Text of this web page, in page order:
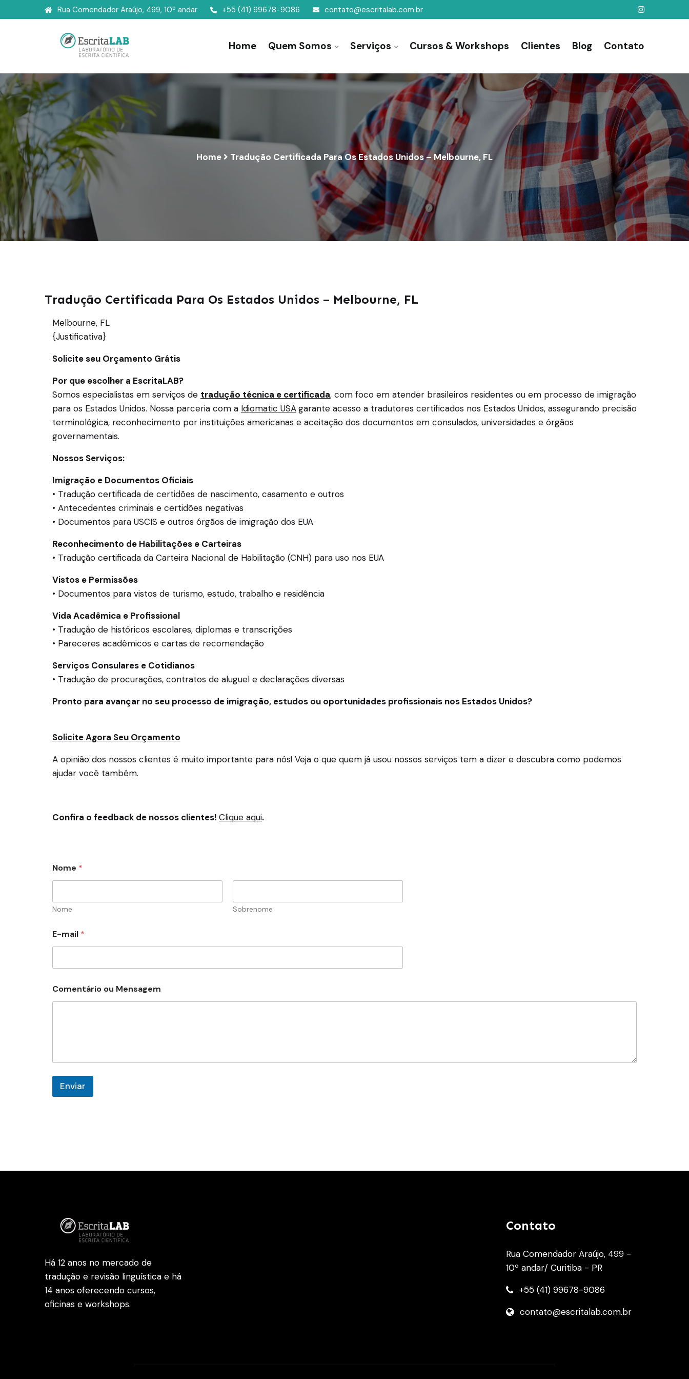
Rua Comendador Araújo, 499, 10º andar +55 (41) 99678-9086 contato@escritalab.com.br
Home Quem Somos Serviços Cursos & Workshops Clientes Blog Contato
Home Tradução Certificada Para Os Estados Unidos – Melbourne, FL
Tradução Certificada Para Os Estados Unidos – Melbourne, FL
Melbourne, FL
{Justificativa}
Solicite seu Orçamento Grátis
Por que escolher a EscritaLAB?
Somos especialistas em serviços de tradução técnica e certificada, com foco em atender brasileiros residentes ou em processo de imigração
para os Estados Unidos. Nossa parceria com a Idiomatic USAgarante acesso a tradutores certificados nos Estados Unidos, assegurando precisão
terminológica, reconhecimento por instituições americanas e aceitação dos documentos em consulados, universidades e órgãos
governamentais.
Nossos Serviços:
Imigração e Documentos Oficiais
• Tradução certificada de certidões de nascimento, casamento e outros
• Antecedentes criminais e certidões negativas
• Documentos para USCIS e outros órgãos de imigração dos EUA
Reconhecimento de Habilitações e Carteiras
• Tradução certificada da Carteira Nacional de Habilitação (CNH) para uso nos EUA
Vistos e Permissões
• Documentos para vistos de turismo, estudo, trabalho e residência
Vida Acadêmica e Profissional
• Tradução de históricos escolares, diplomas e transcrições
• Pareceres acadêmicos e cartas de recomendação
Serviços Consulares e Cotidianos
• Tradução de procurações, contratos de aluguel e declarações diversas
Pronto para avançar no seu processo de imigração, estudos ou oportunidades profissionais nos Estados Unidos?
Solicite Agora Seu Orçamento
A opinião dos nossos clientes é muito importante para nós! Veja o que quem já usou nossos serviços tem a dizer e descubra como podemos
ajudar você também.
Confira o feedback de nossos clientes! Clique aqui.
Nome *
Nome Sobrenome
o
m
o
o
u
E-mail *
Comentário ou Mensagem
Enviar
Há 12 anos no mercado de
tradução e revisão linguística e há
14 anos oferecendo cursos,
oficinas e workshops.
Contato
Rua Comendador Araújo, 499 -
10º andar/ Curitiba - PR
+55 (41) 99678-9086
contato@escritalab.com.br